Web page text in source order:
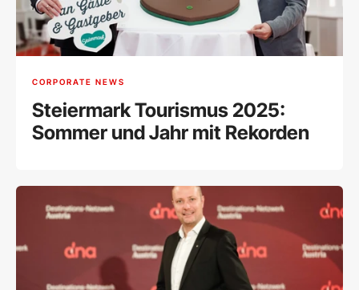
CORPORATE NEWS
Steiermark Tourismus 2025:
Sommer und Jahr mit Rekorden